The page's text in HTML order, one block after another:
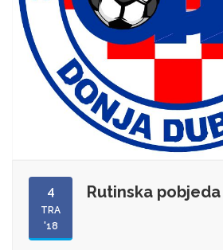
4
TRA
'18
Rutinska